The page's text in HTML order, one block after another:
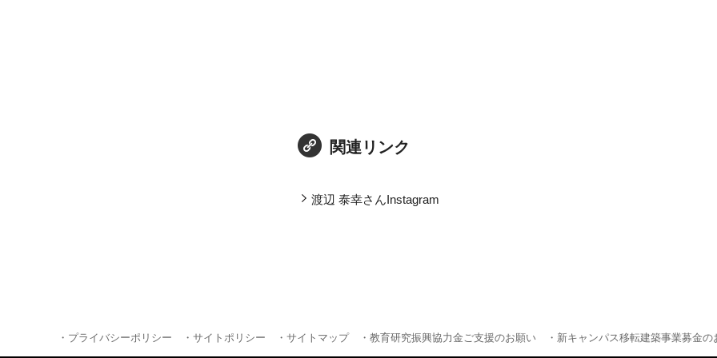
関連リンク
渡辺 泰幸さんInstagram
・プライバシーポリシー ・サイトポリシー ・サイトマップ ・教育研究振興協力金ご支援のお願い ・新キャンパス移転建築事業募金の